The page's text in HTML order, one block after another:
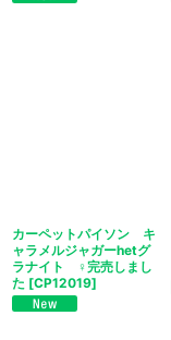
カーペットパイソン キ
ャラメルジャガーhetグ
ラナイト ♀完売しまし
た [CP12019]